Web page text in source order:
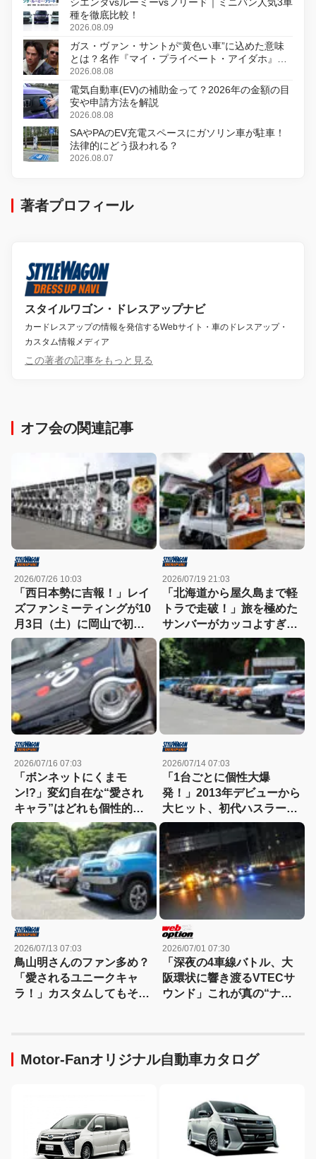
種を徹底比較！
2026.08.09
ガス・ヴァン・サントが“黄色い車”に込めた意味
とは？名作『マイ・プライベート・アイダホ』が
初のデジタルリマスター版で復活
2026.08.08
電気自動車(EV)の補助金って？2026年の金額の目
安や申請方法を解説
2026.08.08
SAやPAのEV充電スペースにガソリン車が駐車！
法律的にどう扱われる？
2026.08.07
著者プロフィール
スタイルワゴン・ドレスアップナビ
カードレスアップの情報を発信するWebサイト・車のドレスアップ・
カスタム情報メディア
この著者の記事をもっと見る
オフ会の関連記事
2026/07/26 10:03
「西日本勢に吉報！」レイ
ズファンミーティングが10
月3日（土）に岡山で初開
催
2026/07/19 21:03
「北海道から屋久島まで軽
トラで走破！」旅を極めた
サンバーがカッコよすぎ
る！
2026/07/16 07:03
「ボンネットにくまモ
ン!?」変幻自在な“愛され
キャラ”はどれも個性的！
【ハスラーカスタム】
2026/07/14 07:03
「1台ごとに個性大爆
発！」2013年デビューから
大ヒット、初代ハスラーの
魅力が詰まった熱いカスタ
ムミーティング
2026/07/13 07:03
鳥山明さんのファン多め？
「愛されるユニークキャ
ラ！」カスタムしてもその
2026/07/01 07:30
「深夜の4車線バトル、大
阪環状に響き渡るVTECサ
ウンド」これが真の“ナニ
Motor-Fanオリジナル自動車カタログ